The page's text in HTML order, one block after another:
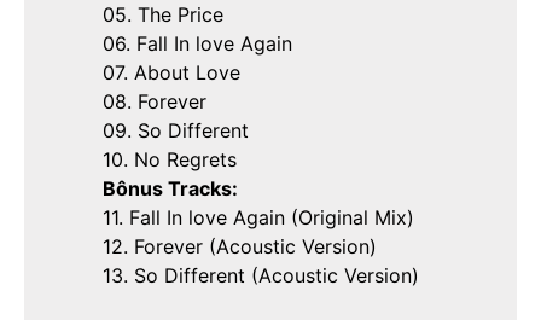
05. The Price
06. Fall In love Again
07. About Love
08. Forever
09. So Different
10. No Regrets
Bônus Tracks:
11. Fall In love Again (Original Mix)
12. Forever (Acoustic Version)
13. So Different (Acoustic Version)